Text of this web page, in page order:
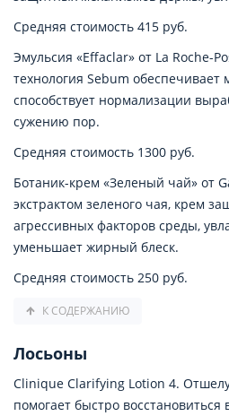
Средняя стоимость 415 руб.
Эмульсия «Effaclar» от La Roche-
технология Sebum
способствует нормализации
сужению пор.
Средняя стоимость 1300 руб.
Ботаник-крем «Зеленый чай» от
экстрактом зеленого чая, крем
агрессивных факторов среды,
уменьшает жирный блеск.
Средняя стоимость 250 руб.
К СОДЕРЖАНИЮ
Лосьоны
Clinique Clarifying Lotion 4.
помогает быстро